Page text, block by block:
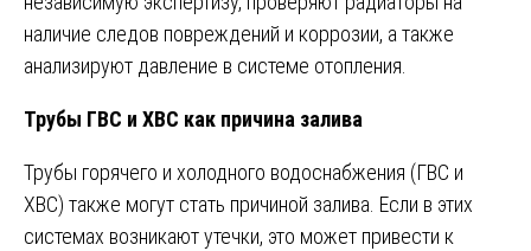
наличие следов повреждений и коррозии, а также
анализируют давление в системе отопления.
Трубы ГВС и ХВС как причина залива
Трубы горячего и холодного водоснабжения (ГВС и
ХВС) также могут стать причиной залива. Если в этих
системах возникают утечки, это может привести к